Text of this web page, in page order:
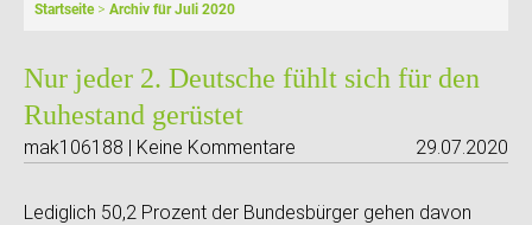
Startseite> Archiv für Juli 2020
Nur jeder 2. Deutsche fühlt sich für den
Ruhestand gerüstet
mak106188 | Keine Kommentare 29.07.2020
Lediglich 50,2 Prozent der Bundesbürger gehen davon